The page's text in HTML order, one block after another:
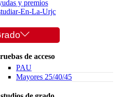
y premios
En-La-Urjc
de acceso
PAU
Mayores 25/40/45